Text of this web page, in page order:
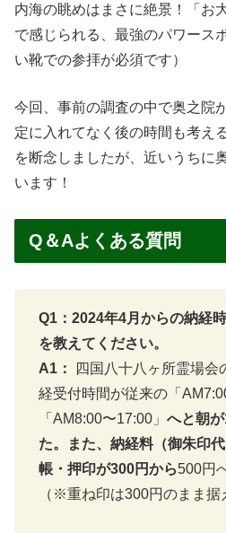
内海の眺めはまさに絶景！「お
で感じられる、最強のパワース
い靴での参拝が必須です）
今回、事前の調査の中で奥之院
定に入れてなく後の時間も考え
を断念しましたが、近いうちに
います！
Q＆Aよくある質問
Q1：2024年4月からの納経
を教えてください。
A1：
四国八十八ヶ所霊場会
経受付時間が従来の「
「AM8:00〜17:00」 へと朝
た。また、納経料（御朱印
帳・押印が300円から500円
（※重ね印は300円のまま据